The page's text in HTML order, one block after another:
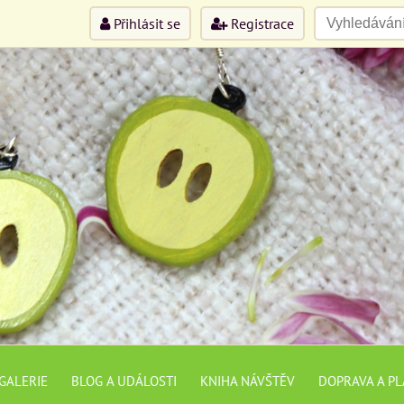
Přihlásit se Registrace
BLOG A UDÁLOSTI KNIHA NÁVŠTĚV DOPRAVA A